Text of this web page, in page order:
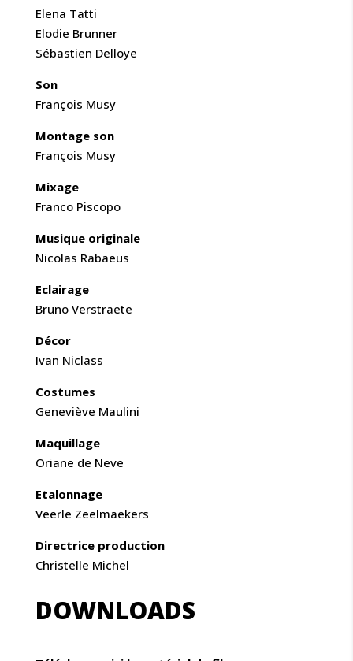
Elena Tatti
Elodie Brunner
Sébastien Delloye
Son
François Musy
Montage son
François Musy
Mixage
Franco Piscopo
Musique originale
Nicolas Rabaeus
Eclairage
Bruno Verstraete
Décor
Ivan Niclass
Costumes
Geneviève Maulini
Maquillage
Oriane de Neve
Etalonnage
Veerle Zeelmaekers
Directrice production
Christelle Michel
DOWNLOADS